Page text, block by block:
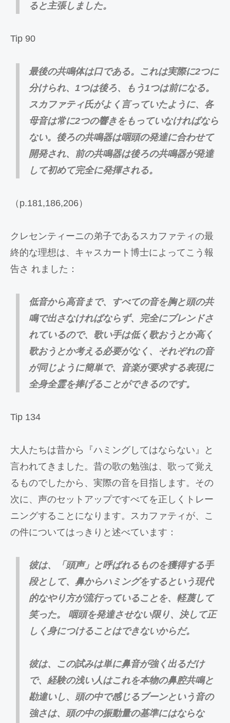
ると主張しました。
Tip 90
最後の共鳴体は口である。これは実際に2つに
分けられ、1つは後ろ、もう1つは前になる。
スカファティ氏がよく言っていたように、各
母音は常に2つの響きをもっていなければなら
ない。後ろの共鳴器は咽頭の発達に合わせて
開発され、前の共鳴器は後ろの共鳴器が発達
して初めて完全に発揮される。
（p.181,186,206）
クレセンティーニの弟子であるスカファティの最
終的な理想は、キャスカート博士によってこう報
告さ れました：
低音から高音まで、すべての音を胸と頭の共
鳴で出さなければならず、完全にブレンドさ
れているので、歌い手は低く歌おうとか高く
歌おうとか考える必要がなく、それぞれの音
が同じように簡単で、音楽が要求する表現に
全身全霊を捧げることができるのです。
Tip 134
大人たちは昔から『ハミングしてはならない』と
言われてきました。昔の歌の勉強は、歌って覚え
るものでしたから、実際の音を目指します。その
次に、声のセットアップですべてを正しくトレー
ニングすることになります。スカファティが、こ
の件についてはっきりと述べています：
彼は、「頭声」と呼ばれるものを獲得する手
段として、鼻からハミングをするという現代
的なやり方が流行っていることを、軽蔑して
笑った。 咽頭を発達させない限り、決して正
しく身につけることはできないからだ。
彼は、この試みは単に鼻音が強く出るだけ
で、経験の浅い人はこれを本物の鼻腔共鳴と
勘違いし、頭の中で感じるブーンという音の
強さは、頭の中の振動量の基準にはならな